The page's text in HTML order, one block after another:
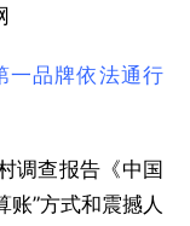
一品牌依法通行
调查报告《中国
账”方式和震撼人